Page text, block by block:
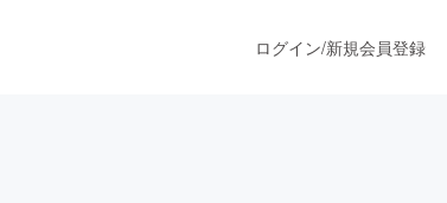
ログイン/新規会員登録